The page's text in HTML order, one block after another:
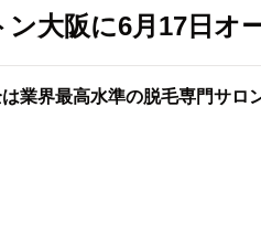
大阪に6月17日オ
業界最高水準の脱毛専門サロ